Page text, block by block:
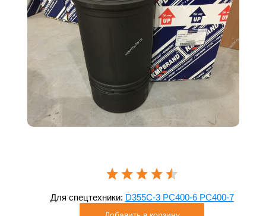
Для спецтехники: D355C-3 PC400-6 PC400-7